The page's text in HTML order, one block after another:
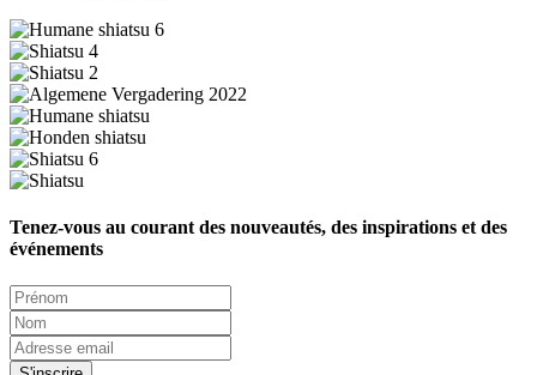
Tenez-vous au courant des nouveautés, des inspirations et des
événements